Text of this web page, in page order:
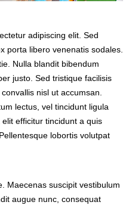
adipiscing elit. Sed
porta libero venenatis sodales.
Nulla blandit bibendum
justo. Sed tristique facilisis
nisl ut accumsan.
lectus, vel tincidunt ligula
efficitur tincidunt a quis
lobortis volutpat
Maecenas suscipit vestibulum
augue nunc, consequat